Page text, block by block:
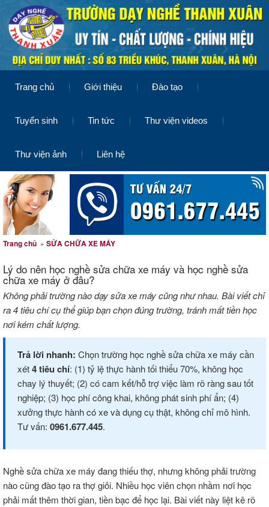
Trang chủ Giới thiệu Đào tạo
Tuyển sinh Tin tức Thư viện videos
Thư viện ảnh Liên hệ
Trang chủ » SỬA CHỮA XE MÁY
Lý do nên học nghề sửa chữa xe máy và học nghề sửa
chữa xe máy ở đâu?
Không phải trường nào dạy sửa xe máy cũng như nhau. Bài viết chỉ
ra 4 tiêu chí cụ thể giúp bạn chọn đúng trường, tránh mất tiền học
nơi kém chất lượng.
Trả lời nhanh: Chọn trường học nghề sửa chữa xe máy cần
xét4 tiêu chí: (1) tỷ lệ thực hành tối thiểu 70%, không học
chay lý thuyết; (2) có cam kết/hỗ trợ việc làm rõ ràng sau tốt
nghiệp; (3) học phí công khai, không phát sinh phí ẩn; (4)
xưởng thực hành có xe và dụng cụ thật, không chỉ mô hình.
Tư vấn: 0961.677.445.
Nghề sửa chữa xe máy đang thiếu thợ, nhưng không phải trường
nào cũng đào tạo ra thợ giỏi. Nhiều học viên chọn nhầm nơi học
phải mất thêm thời gian, tiền bạc để học lại. Bài viết này liệt kê rõ